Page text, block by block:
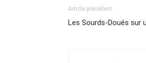
Article précédent
Les Sourds-Doués sur